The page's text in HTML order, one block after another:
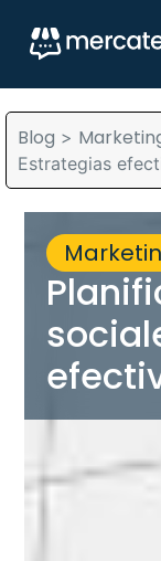
Blog >
Estrategias